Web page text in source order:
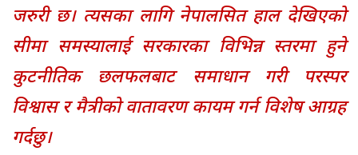
जरुरी छ। त्यसका लागि नेपालसित हाल देखिएको
सीमा समस्यालाई सरकारका विभिन्न स्तरमा हुने
कुटनीतिक छलफलबाट समाधान गरी परस्पर
विश्वास र मैत्रीको वातावरण कायम गर्न विशेष आग्रह
गर्दछु।